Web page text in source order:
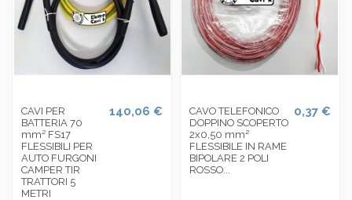
CAVI PER
BATTERIA 70
mm² FS17
FLESSIBILI PER
AUTO FURGONI
CAMPER TIR
TRATTORI 5
METRI
140,06 €
CAVO TELEFONICO
DOPPINO SCOPERTO
2x0,50 mm²
FLESSIBILE IN RAME
BIPOLARE 2 POLI
ROSSO...
0,37 €